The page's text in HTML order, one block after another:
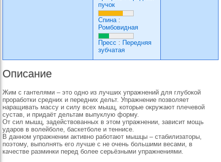
пучок
Спина:
Ромбовидная
Пресс : Передняя
зубчатая
Описание
Жим с гантелями – это одно из лучших упражнений для глубокой
проработки средних и передних дельт. Упражнение позволяет
наращивать массу и силу всех мышц, которые окружают плечевой
сустав, и придаёт дельтам выпуклую форму.
От сил мышц, задействованных в этом упражнении, зависит мощь
ударов в волейболе, баскетболе и теннисе.
В данном упражнении активно работают мышцы – стабилизаторы,
поэтому, выполнять его лучше с не очень большими весами, в
качестве разминки перед более серьёзными упражнениями.